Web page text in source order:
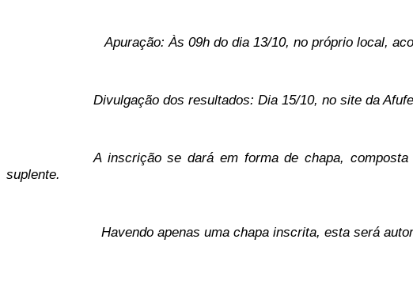
Apuração: Às 09h do dia 13/10, no próprio local,
Divulgação dos resultados: Dia 15/10, no site da
A inscrição se dará em forma de chapa,
suplente.
Havendo apenas uma chapa inscrita, esta será